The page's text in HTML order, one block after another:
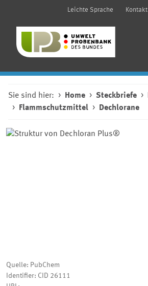
Leichte Sprache Kontakt
Sie sind hier: Home Steckbriefe
Flammschutzmittel
Dechlorane
Quelle: PubChem
Identifier: CID 26111